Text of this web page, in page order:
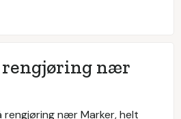
rengjøring nær
rengjøring nær Marker, helt